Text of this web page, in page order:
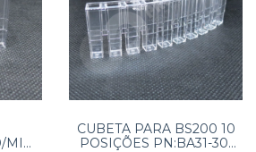
CUBETA PARA BS200 10
POSIÇÕES PN:BA31-30-